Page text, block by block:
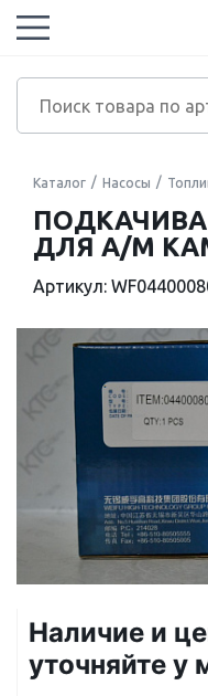
Каталог Насосы
ДЛЯ А/М
Артикул:
Наличие и
уточняйте у